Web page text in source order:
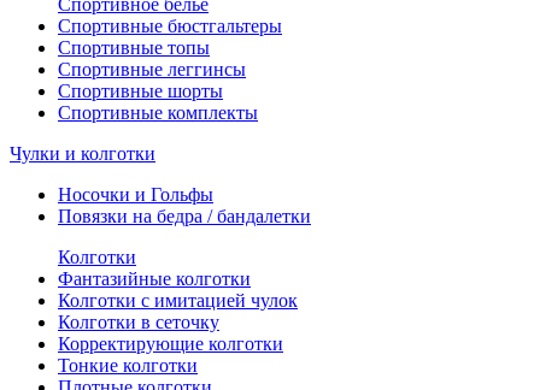
Спортивное белье
Спортивные бюстгальтеры
Спортивные топы
Спортивные леггинсы
Спортивные шорты
Спортивные комплекты
Чулки и колготки
Носочки и Гольфы
Повязки на бедра / бандалетки
Колготки
Фантазийные колготки
Колготки с имитацией чулок
Колготки в сеточку
Корректирующие колготки
Тонкие колготки